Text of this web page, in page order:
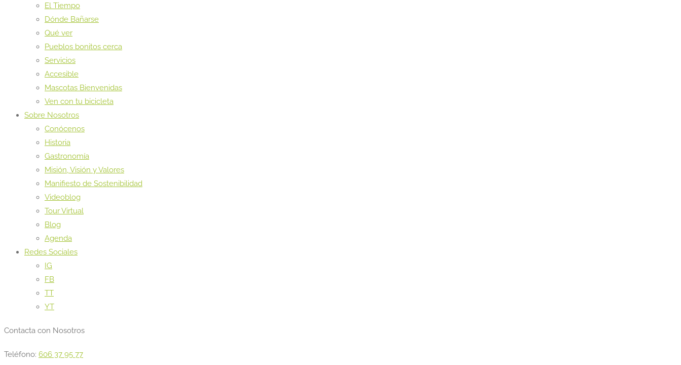
El Tiempo
Dónde Bañarse
Qué ver
Pueblos bonitos cerca
Servicios
Accesible
Mascotas Bienvenidas
Ven con tu bicicleta
Sobre Nosotros
Conócenos
Historia
Gastronomía
Misión, Visión y Valores
Manifiesto de Sostenibilidad
Videoblog
Tour Virtual
Blog
Agenda
Redes Sociales
IG
FB
TT
YT
Contacta con Nosotros
Teléfono: 606 37 95 77